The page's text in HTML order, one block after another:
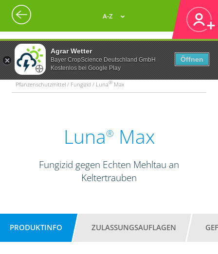
Agrar Wetter
Bayer CropScience Deutschland GmbH
Kostenlos bei Google Play
Öffnen
A-Z
Pflanzenschutzmittel / Fungizid / Luna® Max
Luna® Max
Fungizid gegen Echten Mehltau an
Keltertrauben
PRODUKTINFO ZULASSUNGSAUFLAGEN